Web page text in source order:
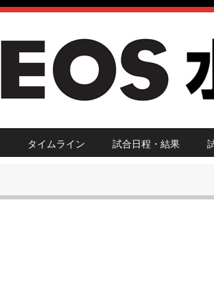
タイムライン 試合日程・結果